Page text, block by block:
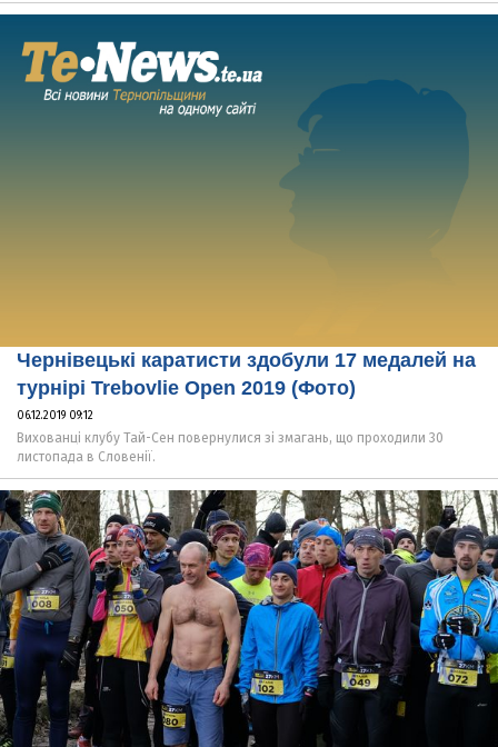
Чернівецькі каратисти здобули 17 медалей на
турнірі Trebovlie Open 2019 (Фото)
06.12.2019 09:12
Вихованці клубу Тай-Сен повернулися зі змагань, що проходили 30
листопада в Словенії.